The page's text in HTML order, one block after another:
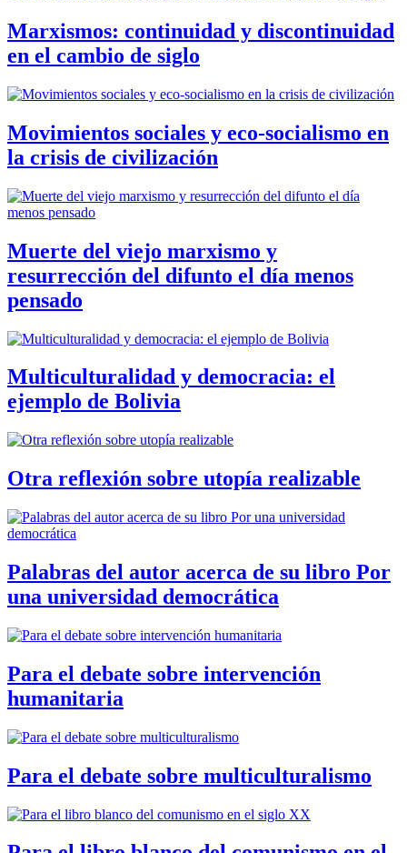
Marxismos: continuidad y discontinuidad
en el cambio de siglo
Movimientos sociales y eco-socialismo en
la crisis de civilización
Muerte del viejo marxismo y
resurrección del difunto el día menos
pensado
Multiculturalidad y democracia: el
ejemplo de Bolivia
Otra reflexión sobre utopía realizable
Palabras del autor acerca de su libro Por
una universidad democrática
Para el debate sobre intervención
humanitaria
Para el debate sobre multiculturalismo